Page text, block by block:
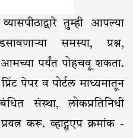
तुम्ही आपल्या
समस्या, प्रश्न,
आमच्या पर्यंत पोहचवू शकता.
पेपर व पोर्टल माध्यमातून
संस्था, लोकप्रतिनिधी
प्रयत्न करू. व्हाट्सएप क्रमांक -